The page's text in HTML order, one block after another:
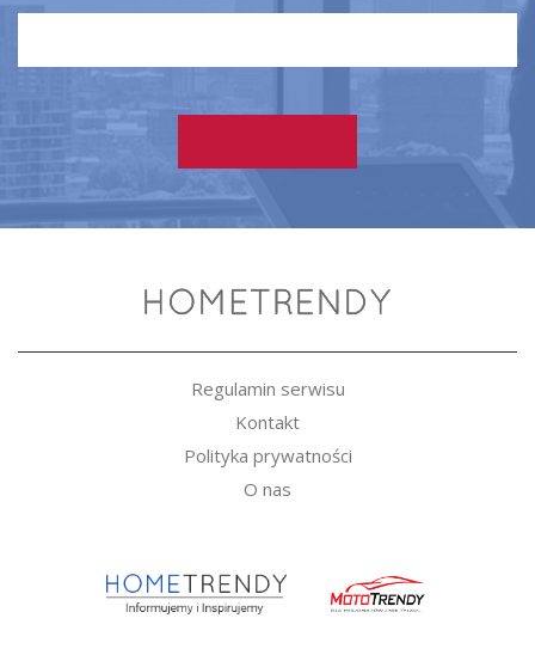
Regulamin serwisu
Kontakt
Polityka prywatności
O nas